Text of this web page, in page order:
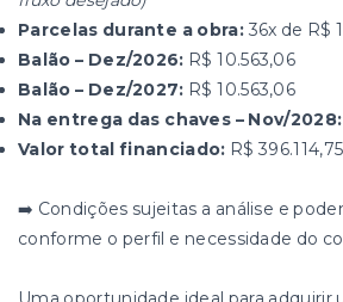
Parcelas durante a obra:36x de R$
Balão – Dez/2026: R$ 10.563,06
Balão – Dez/2027: R$ 10.563,06
Na entrega das chaves – Nov/2028:
Valor total financiado: R$ 396.114,75
➡️ Condições sujeitas a análise e
conforme o perfil e necessidade do